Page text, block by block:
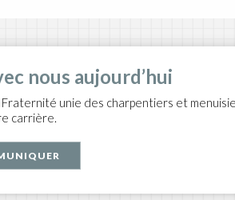
nous aujourd’hui
unie des charpentiers et
carrière.